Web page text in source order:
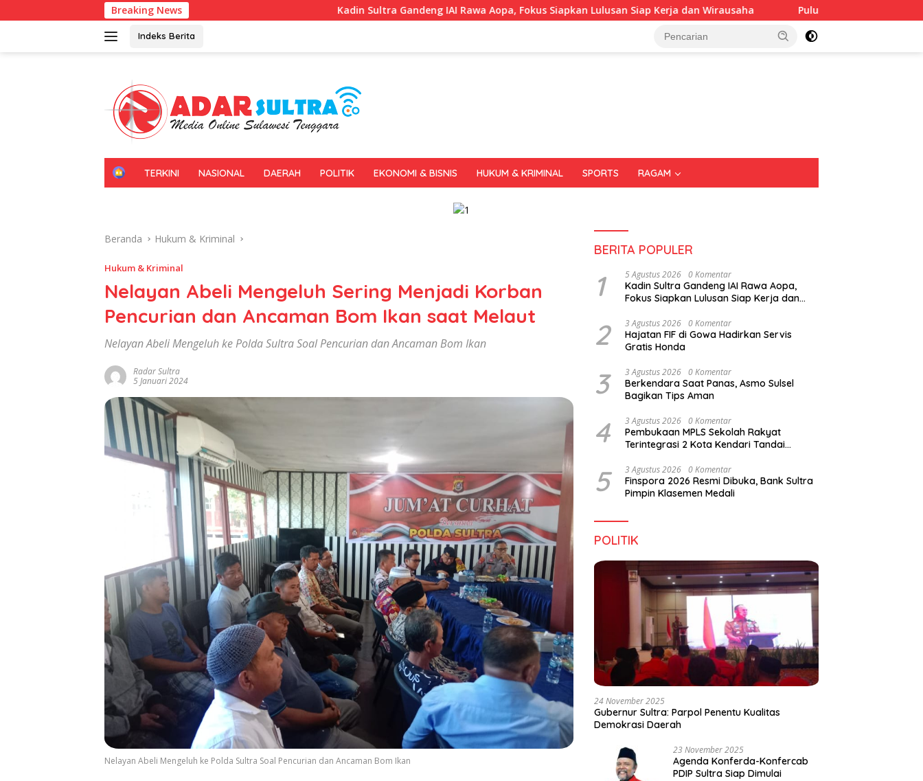
ke
Breaking News Kadin Sultra Gandeng IAI Rawa Aopa, Fokus Siapkan Lulusan Siap Kerja dan Wirausaha Puluhan Tenant Ramaikan Festival Kuliner
Indeks Berita
H
TERKINI NASIONAL DAERAH POLITIK EKONOMI & BISNIS HUKUM & KRIMINAL SPORTS RAGAM
Beranda Hukum & Kriminal
Hukum & Kriminal
Nelayan Abeli Mengeluh Sering Menjadi Korban
Pencurian dan Ancaman Bom Ikan saat Melaut
Nelayan Abeli Mengeluh ke Polda Sultra Soal Pencurian dan Ancaman Bom Ikan
Radar Sultra
5 Januari 2024
Nelayan Abeli Mengeluh ke Polda Sultra Soal Pencurian dan Ancaman Bom Ikan
BERITA POPULER
1 5 Agustus 2026 0 Komentar
Kadin Sultra Gandeng IAI Rawa Aopa,
Fokus Siapkan Lulusan Siap Kerja dan
2 3 Agustus 2026 0 Komentar
Hajatan FIF di Gowa Hadirkan Servis
Gratis Honda
3 3 Agustus 2026 0 Komentar
Berkendara Saat Panas, Asmo Sulsel
Bagikan Tips Aman
4 3 Agustus 2026 0 Komentar
Pembukaan MPLS Sekolah Rakyat
Terintegrasi 2 Kota Kendari Tandai
5 3 Agustus 2026 0 Komentar
Finspora 2026 Resmi Dibuka, Bank Sultra
Pimpin Klasemen Medali
POLITIK
24 November 2025
Gubernur Sultra: Parpol Penentu Kualitas
Demokrasi Daerah
23 November 2025
Agenda Konferda-Konfercab
PDIP Sultra Siap Dimulai